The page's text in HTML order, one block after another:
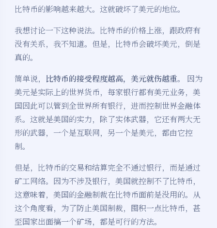
比特币的影响越来越大。这就破坏了美元的地位。
我想讨论一下这种说法。比特币的价格上涨，跟政府有
没有关系，我不知道。但是，比特币会破坏美元，倒是
真的。
简单说， 比特币的接受程度越高，美元就伤越重。
因为
美元是实际上的世界货币，每家银行都有美元业务，美
国因此可以管到全世界所有银行，进而控制世界金融体
系。这就是美国的实力，除了实体武器，它还有两大无
形的武器，一个是互联网，另一个是美元，都由它控
制。
但是，比特币的交易和结算完全不通过银行，而是通过
矿工网络。因为不涉及银行，美国就控制不了比特币，
这意味着，美国的金融制裁在比特币面前是没用的。从
这个角度看，为了防止美国制裁，囤积一点比特币，甚
至国家出面搞一个矿场，都是可行的方法。